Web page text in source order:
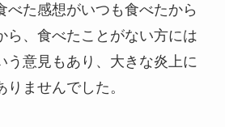
べた感想がいつも食べたから
ら、食べたことがない方には
う意見もあり、大きな炎上に
りませんでした。